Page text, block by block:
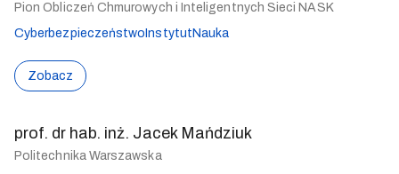
Pion Obliczeń Chmurowych i Inteligentnych Sieci NASK
Cyberbezpieczeństwo Instytut Nauka
Zobacz
prof. dr hab. inż. Jacek Mańdziuk
Politechnika Warszawska